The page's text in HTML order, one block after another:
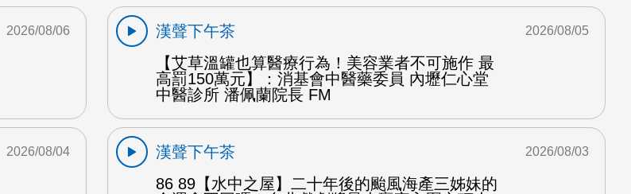
2026/08/06
漢聲下午茶
【艾草溫罐也算醫療行為！美容業者不可施作 最
高罰150萬元】：消基會中醫藥委員 內壢仁心堂
中醫診所 潘佩蘭院長 FM
2026/08/05
2026/08/04
漢聲下午茶
86 89【水中之屋】二十年後的颱風海產三姊妹的
2026/08/03